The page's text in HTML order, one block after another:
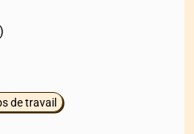
de travail